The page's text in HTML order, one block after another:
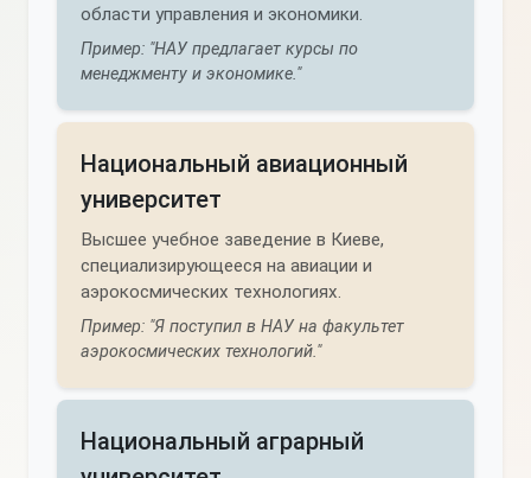
области управления и экономики.
Пример: "НАУ предлагает курсы по
менеджменту и экономике."
Национальный авиационный
университет
Высшее учебное заведение в Киеве,
специализирующееся на авиации и
аэрокосмических технологиях.
Пример: "Я поступил в НАУ на факультет
аэрокосмических технологий."
Национальный аграрный